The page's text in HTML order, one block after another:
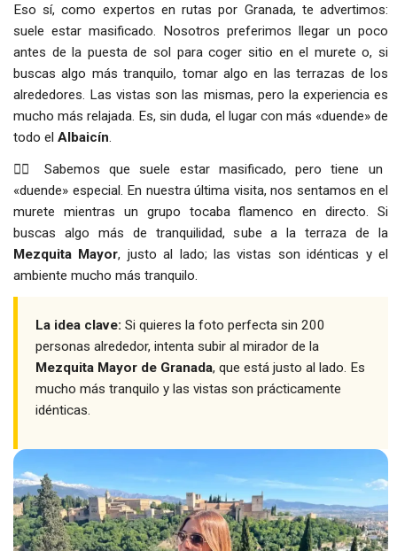
Eso sí, como expertos en rutas por Granada, te advertimos:
suele estar masificado. Nosotros preferimos llegar un poco
antes de la puesta de sol para coger sitio en el murete o, si
buscas algo más tranquilo, tomar algo en las terrazas de los
alrededores. Las vistas son las mismas, pero la experiencia es
mucho más relajada. Es, sin duda, el lugar con más «duende» de
todo el Albaicín.
👉🏻 Sabemos que suele estar masificado, pero tiene un
«duende» especial. En nuestra última visita, nos sentamos en el
murete mientras un grupo tocaba flamenco en directo. Si
buscas algo más de tranquilidad, sube a la terraza de la
Mezquita Mayor, justo al lado; las vistas son idénticas y el
ambiente mucho más tranquilo.
La idea clave: Si quieres la foto perfecta sin 200
personas alrededor, intenta subir al mirador de la
Mezquita Mayor de Granada, que está justo al lado. Es
mucho más tranquilo y las vistas son prácticamente
idénticas.